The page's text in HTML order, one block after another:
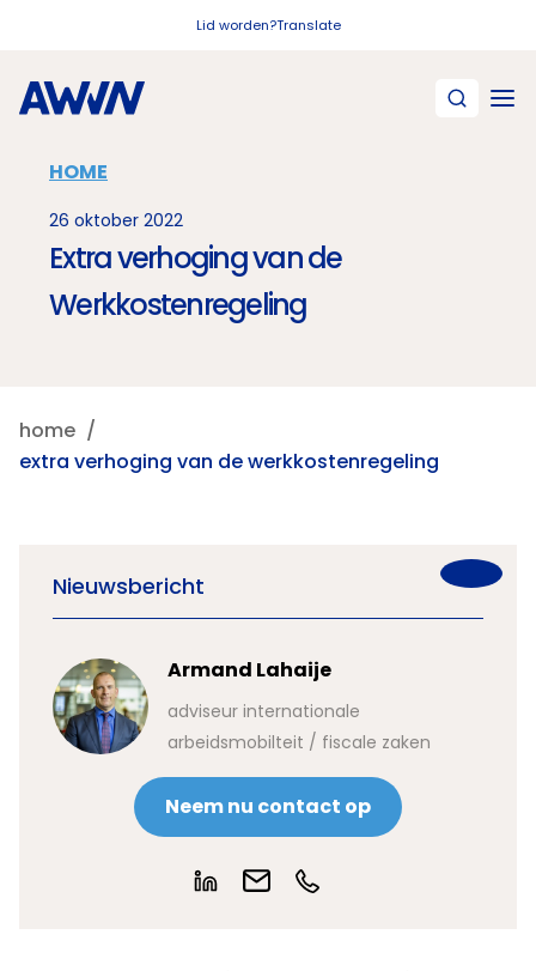
Lid worden?Translate
HOME
26 oktober 2022
Extra verhoging van de
Werkkostenregeling
home
extra verhoging van de werkkostenregeling
Nieuwsbericht
Armand Lahaije
adviseur internationale
arbeidsmobilteit / fiscale zaken
Neem nu contact op